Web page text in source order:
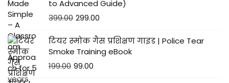
क
र
वा
ई
to Advanced Guide)
399.00 299.00
टियर स्मोक गैस प्रशिक्षण गाइड | Police Tear
Smoke Training eBook
199.00 99.00